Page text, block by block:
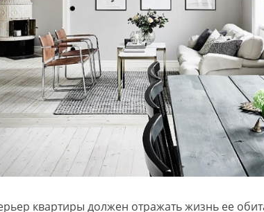
квартиры должен отражать жизнь ее